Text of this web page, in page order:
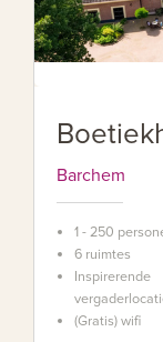
Barchem
1 - 250
6 ruimtes
Inspirerende
(Gratis) wifi